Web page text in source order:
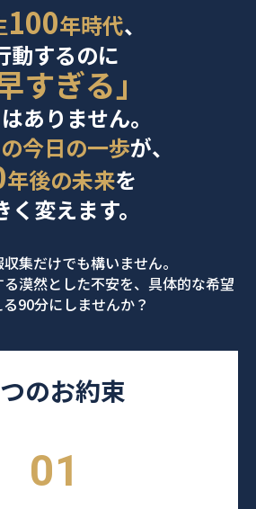
100年時代、
動するのに
すぎる」
ありません。
今日の一歩が、
年後の未来を
く変えます。
集だけでも構いません。
漠然とした不安を、具体的な希望
90分にしませんか？
のお約束
01